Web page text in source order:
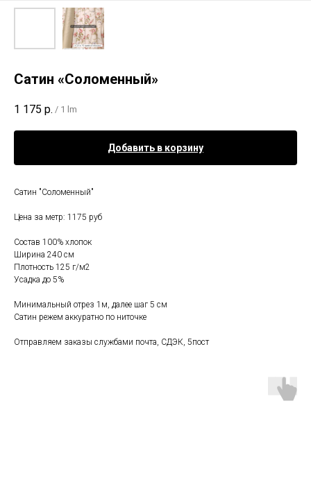
Сатин «Соломенный»
1 175 р. / 1 lm
Добавить в корзину
Сатин "Соломенный"
Цена за метр: 1175 руб
Состав 100% хлопок
Ширина 240 см
Плотность 125 г/м2
Усадка до 5%
Минимальный отрез 1м, далее шаг 5 см
Сатин режем аккуратно по ниточке
Отправляем заказы службами почта, СДЭК, 5пост